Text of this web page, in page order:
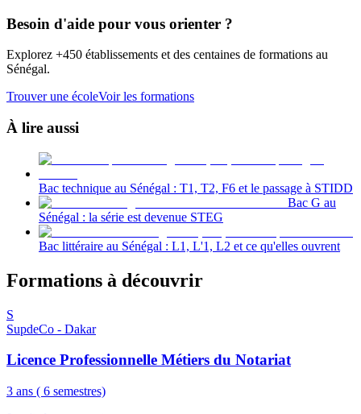
Besoin d'aide pour vous orienter ?
Explorez +450 établissements et des centaines de formations au
Sénégal.
Trouver une écoleVoir les formations
À lire aussi
Bac technique au Sénégal : T1, T2, F6 et le passage à STIDD
Bac G au
Sénégal : la série est devenue STEG
Bac littéraire au Sénégal : L1, L'1, L2 et ce qu'elles ouvrent
Formations à découvrir
S
SupdeCo - Dakar
Licence Professionnelle Métiers du Notariat
3 ans ( 6 semestres)